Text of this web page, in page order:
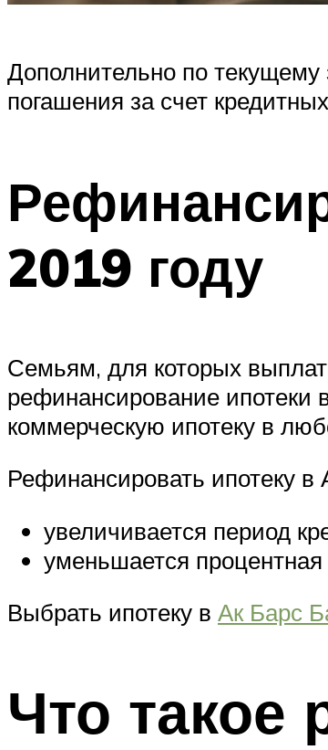
Дополнительно по
погашения за счет
2019 году
Семьям, для которых
рефинансирование
коммерческую ипотеку в
Рефинансировать ипотеку
увеличивается период
уменьшается процентная
Выбрать ипотеку в Ак Барс
Что такое